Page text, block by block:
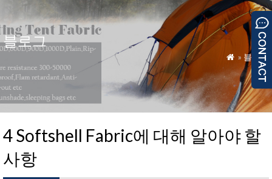
블로그
 » 블로그
4 Softshell Fabric에 대해 알아야 할
사항